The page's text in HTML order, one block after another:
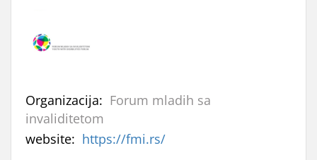
Organizacija: Forum mladih sa
invaliditetom
website: https://fmi.rs/